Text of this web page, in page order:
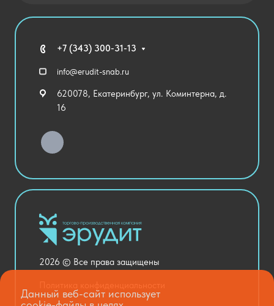
Благодарственные письма
Технические средства обучения
Спортивный зал
Уличное оборудование
Хозяйственные Товары
Столовая и пищеблок
Оснащение кабинетов
Медицинский кабинет
Национальные проекты
+7 (343) 300-31-13
info@erudit-snab.ru
620078, Екатеринбург, ул. Коминтерна, д.
16
2026 © Все права защищены
Данный веб-сайт использует